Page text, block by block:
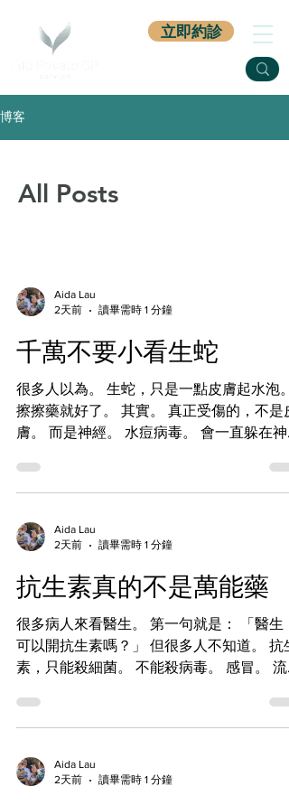
立即約診
博客
All Posts
Aida Lau
2天前
讀畢需時 1 分鐘
千萬不要小看生蛇
很多人以為。 生蛇，只是一點皮膚起水泡。
擦擦藥就好了。 其實。 真正受傷的，不是
膚。 而是神經。 水痘病毒。 會一直躲在神
降。 壓力太大。 年紀增加。 病毒就可能再
活化。 這就是生蛇。 很多病人。 一開始不
起疹。 而是劇烈疼痛。 像被火燒。 像被刀
割。 兩三天後。 水泡才慢慢出現。 如果72
少。 但如果拖太久。 可能留下幾個月。 甚
影響視力。 所以。 如果身體單側出現疼痛
水泡。 不要自己上網查。 也不要等它自己
好。 請盡快看醫生。 因為。 生蛇最大的敵
Aida Lau
2天前
讀畢需時 1 分鐘
抗生素真的不是萬能藥
很多病人來看醫生。 第一句就是： 「醫生
可以開抗生素嗎？」 但很多人不知道。 抗
素，只能殺細菌。 不能殺病毒。 感冒。 流
吃抗生素，不會好得更快。 反而可能拉肚
子。 過敏。 甚至破壞腸道菌群。 更大的問
題，是抗藥性。 如果今天一直亂吃。 等到
後真正感染時。 抗生素可能已經沒有效了。
Aida Lau
2天前
讀畢需時 1 分鐘